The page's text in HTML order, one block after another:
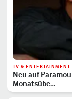
TV & ENTERTAINMENT
Neu auf
Monatsübe…